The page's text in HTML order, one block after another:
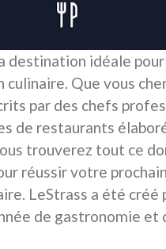
destination idéale
culinaire. Que vous
par des chefs
de restaurants
trouverez tout ce
réussir votre
LeStrass a été créé
de gastronomie et